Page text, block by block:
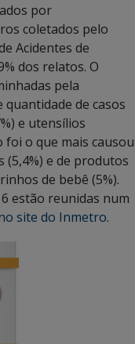
por
coletados pelo
Acidentes de
dos relatos. O
pela
de casos
e utensílios
foi o que mais causou
(5,4%) e de produtos
de bebê (5%).
estão reunidas num
site do Inmetro.